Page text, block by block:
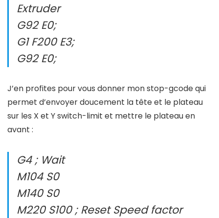
Extruder
G92 E0;
G1 F200 E3;
G92 E0;
J’en profites pour vous donner mon stop-gcode qui
permet d’envoyer doucement la tête et le plateau
sur les X et Y switch-limit et mettre le plateau en
avant :
G4 ; Wait
M104 S0
M140 S0
M220 S100 ; Reset Speed factor